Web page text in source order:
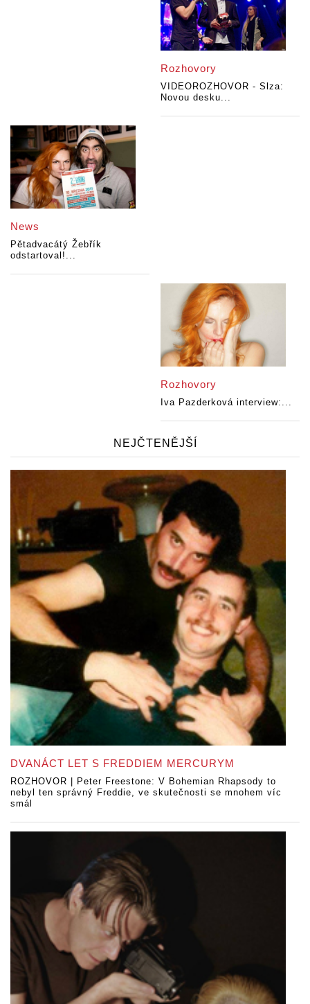
Rozhovory
VIDEOROZHOVOR - Slza:
Novou desku...
News
Pětadvacátý Žebřík
odstartoval!...
Rozhovory
Iva Pazderková interview:...
NEJČTENĚJŠÍ
DVANÁCT LET S FREDDIEM MERCURYM
ROZHOVOR | Peter Freestone: V Bohemian Rhapsody to
nebyl ten správný Freddie, ve skutečnosti se mnohem víc
smál